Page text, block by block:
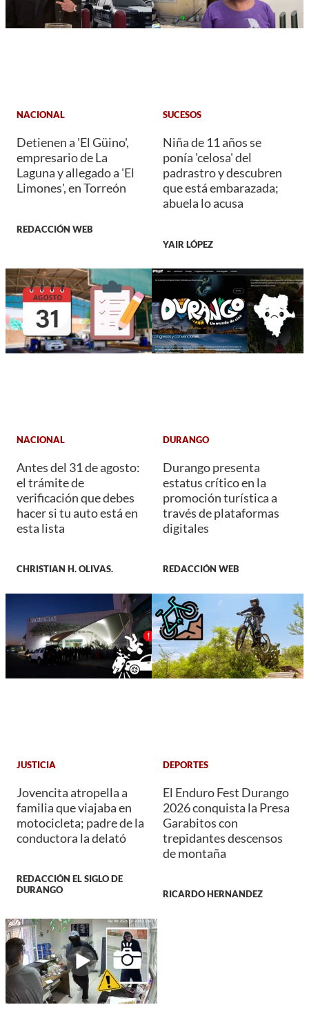
NACIONAL
Detienen a 'El Güino',
empresario de La
Laguna y allegado a 'El
Limones', en Torreón
REDACCIÓN WEB
SUCESOS
Niña de 11 años se
ponía 'celosa' del
padrastro y descubren
que está embarazada;
abuela lo acusa
YAIR LÓPEZ
NACIONAL
Antes del 31 de agosto:
el trámite de
verificación que debes
hacer si tu auto está en
esta lista
CHRISTIAN H. OLIVAS.
DURANGO
Durango presenta
estatus crítico en la
promoción turística a
través de plataformas
digitales
REDACCIÓN WEB
JUSTICIA
Jovencita atropella a
familia que viajaba en
motocicleta; padre de la
conductora la delató
REDACCIÓN EL SIGLO DE
DURANGO
DEPORTES
El Enduro Fest Durango
2026 conquista la Presa
Garabitos con
trepidantes descensos
de montaña
RICARDO HERNANDEZ